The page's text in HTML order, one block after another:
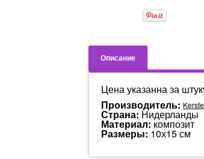
Описание
Цена указанна за
Производитель:
Страна: Нидерланды
Материал: композит
Размеры: 10х15 см